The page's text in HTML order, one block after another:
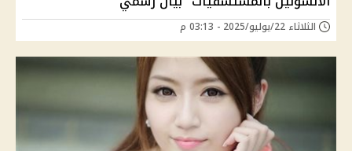
الثلاثاء 22/يوليو/2025 - 03:13 م